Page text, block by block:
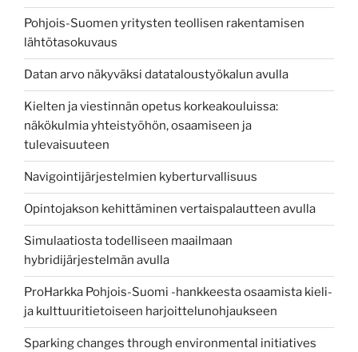
Pohjois-Suomen yritysten teollisen rakentamisen
lähtötasokuvaus
Datan arvo näkyväksi datataloustyökalun avulla
Kielten ja viestinnän opetus korkeakouluissa:
näkökulmia yhteistyöhön, osaamiseen ja
tulevaisuuteen
Navigointijärjestelmien kyberturvallisuus
Opintojakson kehittäminen vertaispalautteen avulla
Simulaatiosta todelliseen maailmaan
hybridijärjestelmän avulla
ProHarkka Pohjois-Suomi -hankkeesta osaamista kieli-
ja kulttuuritietoiseen harjoittelunohjaukseen
Sparking changes through environmental initiatives